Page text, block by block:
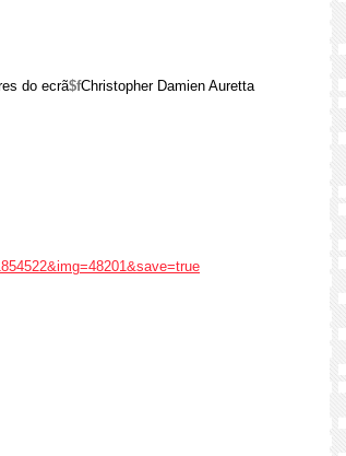
do ecrã$fChristopher Damien Auretta